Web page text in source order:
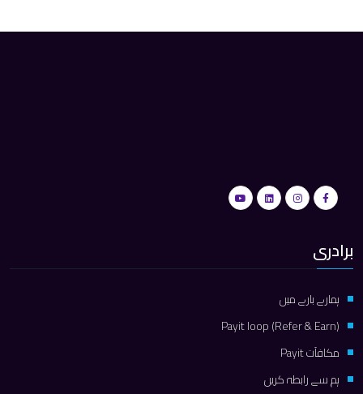
برادری
ہمارے بارے میں
Payit loop (Refer & Earn)
مكافآت Payit
ہم سے رابطہ کریں